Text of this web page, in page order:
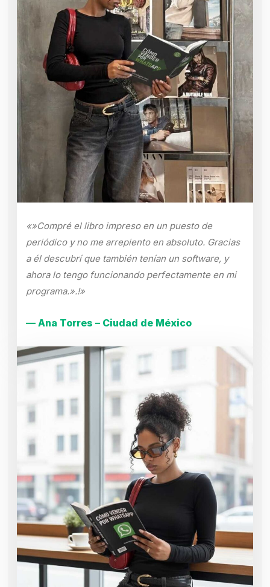
«»Compré el libro impreso en un puesto de
periódico y no me arrepiento en absoluto. Gracias
a él descubrí que también tenían un software, y
ahora lo tengo funcionando perfectamente en mi
programa.».!»
— Ana Torres – Ciudad de México